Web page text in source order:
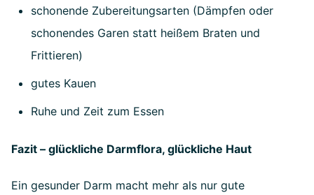
schonende Zubereitungsarten (Dämpfen oder
schonendes Garen statt heißem Braten und
Frittieren)
gutes Kauen
Ruhe und Zeit zum Essen
Fazit – glückliche Darmflora, glückliche Haut
Ein gesunder Darm macht mehr als nur gute